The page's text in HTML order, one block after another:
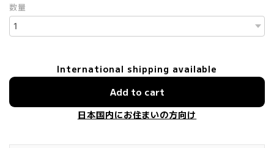
数量
International shipping available
Add to cart
日本国内にお住まいの方向け